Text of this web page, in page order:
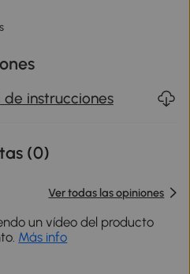
de instrucciones
(0)
Ver todas las opiniones
un vídeo del producto
Más info